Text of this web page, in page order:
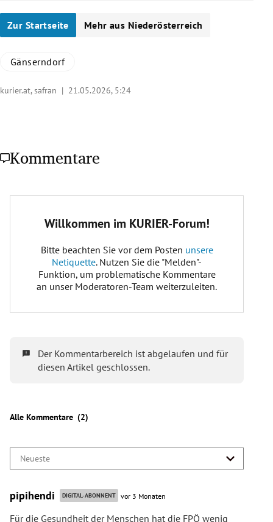
Zur Startseite Mehr aus Niederösterreich
Gänserndorf
kurier.at, safran | 21.05.2026, 5:24
Kommentare